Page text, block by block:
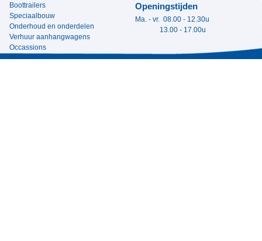
Boottrailers
Speciaalbouw
Onderhoud en onderdelen
Verhuur aanhangwagens
Occassions
Openingstijden
Ma. - vr. 08.00 - 12.30u
13.00 - 17.00u